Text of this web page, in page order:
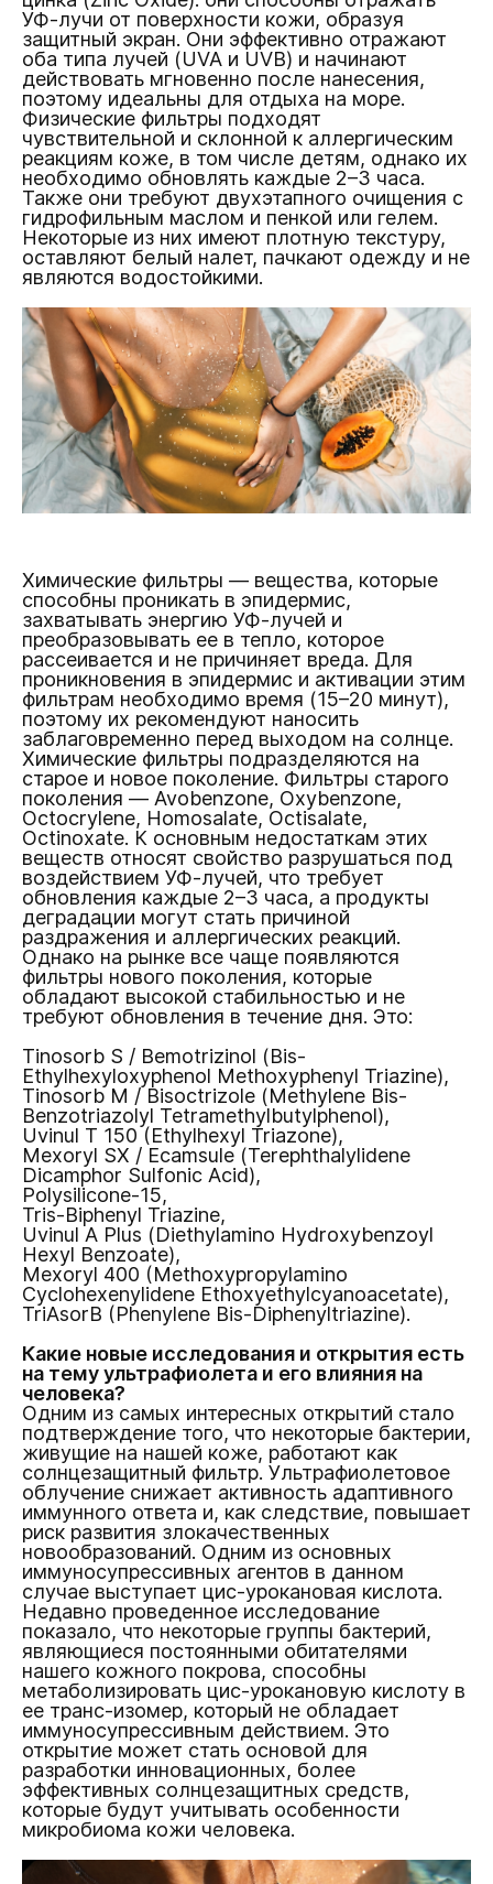
УФ-лучи от поверхности кожи, образуя
защитный экран. Они эффективно отражают
оба типа лучей (UVA и UVB) и начинают
действовать мгновенно после нанесения,
поэтому идеальны для отдыха на море.
Физические фильтры подходят
чувствительной и склонной к аллергическим
реакциям коже, в том числе детям, однако их
необходимо обновлять каждые 2–3 часа.
Также они требуют двухэтапного очищения с
гидрофильным маслом и пенкой или гелем.
Некоторые из них имеют плотную текстуру,
оставляют белый налет, пачкают одежду и не
являются водостойкими.
Химические фильтры — вещества, которые
способны проникать в эпидермис,
захватывать энергию УФ-лучей и
преобразовывать ее в тепло, которое
рассеивается и не причиняет вреда. Для
проникновения в эпидермис и активации этим
фильтрам необходимо время (15–20 минут),
поэтому их рекомендуют наносить
заблаговременно перед выходом на солнце.
Химические фильтры подразделяются на
старое и новое поколение. Фильтры старого
поколения — Avobenzone, Oxybenzone,
Octocrylene, Homosalate, Octisalate,
Octinoxate. К основным недостаткам этих
веществ относят свойство разрушаться под
воздействием УФ-лучей, что требует
обновления каждые 2–3 часа, а продукты
деградации могут стать причиной
раздражения и аллергических реакций.
Однако на рынке все чаще появляются
фильтры нового поколения, которые
обладают высокой стабильностью и не
требуют обновления в течение дня. Это:
Tinosorb S / Bemotrizinol (Bis-
Ethylhexyloxyphenol Methoxyphenyl Triazine),
Tinosorb M / Bisoctrizole (Methylene Bis-
Benzotriazolyl Tetramethylbutylphenol),
Uvinul T 150 (Ethylhexyl Triazone),
Mexoryl SX / Ecamsule (Terephthalylidene
Dicamphor Sulfonic Acid),
Polysilicone-15,
Tris-Biphenyl Triazine,
Uvinul A Plus (Diethylamino Hydroxybenzoyl
Hexyl Benzoate),
Mexoryl 400 (Methoxypropylamino
Cyclohexenylidene Ethoxyethylcyanoacetate),
TriAsorB (Phenylene Bis-Diphenyltriazine).
Какие новые исследования и открытия есть
на тему ультрафиолета и его влияния на
человека?
Одним из самых интересных открытий стало
подтверждение того, что некоторые бактерии,
живущие на нашей коже, работают как
солнцезащитный фильтр. Ультрафиолетовое
облучение снижает активность адаптивного
иммунного ответа и, как следствие, повышает
риск развития злокачественных
новообразований. Одним из основных
иммуносупрессивных агентов в данном
случае выступает цис-урокановая кислота.
Недавно проведенное исследование
показало, что некоторые группы бактерий,
являющиеся постоянными обитателями
нашего кожного покрова, способны
метаболизировать цис-урокановую кислоту в
ее транс-изомер, который не обладает
иммуносупрессивным действием. Это
открытие может стать основой для
разработки инновационных, более
эффективных солнцезащитных средств,
которые будут учитывать особенности
микробиома кожи человека.